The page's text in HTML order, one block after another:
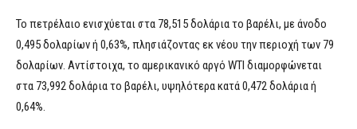
Το πετρέλαιο ενισχύεται στα 78,515 δολάρια το βαρέλι, με άνοδο
0,495 δολαρίων ή 0,63%, πλησιάζοντας εκ νέου την περιοχή των 79
δολαρίων. Αντίστοιχα, το αμερικανικό αργό WTI διαμορφώνεται
στα 73,992 δολάρια το βαρέλι, υψηλότερα κατά 0,472 δολάρια ή
0,64%.